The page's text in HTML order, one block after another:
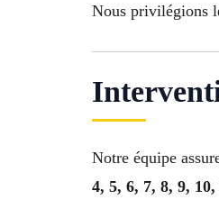
Nous privilégions
Notre équipe
4, 5, 6, 7, 8, 9,